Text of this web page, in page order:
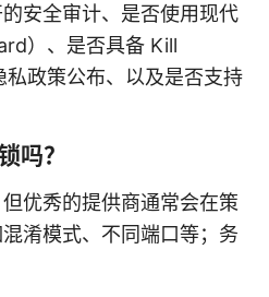
安全审计、是否使用现代
）、是否具备 Kill
政策公布、以及是否支持
吗？
优秀的提供商通常会在策
淆模式、不同端口等；务